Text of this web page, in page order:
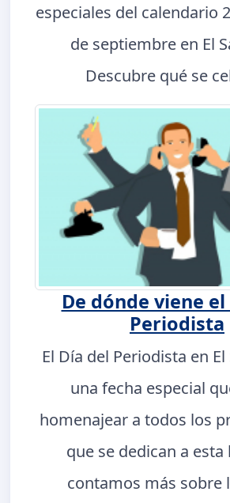
especiales del calendario
de septiembre en El
Descubre qué se
De dónde viene
Periodista
El Día del Periodista en
una fecha especial
homenajear a todos los
que se dedican a esta
contamos más sobre